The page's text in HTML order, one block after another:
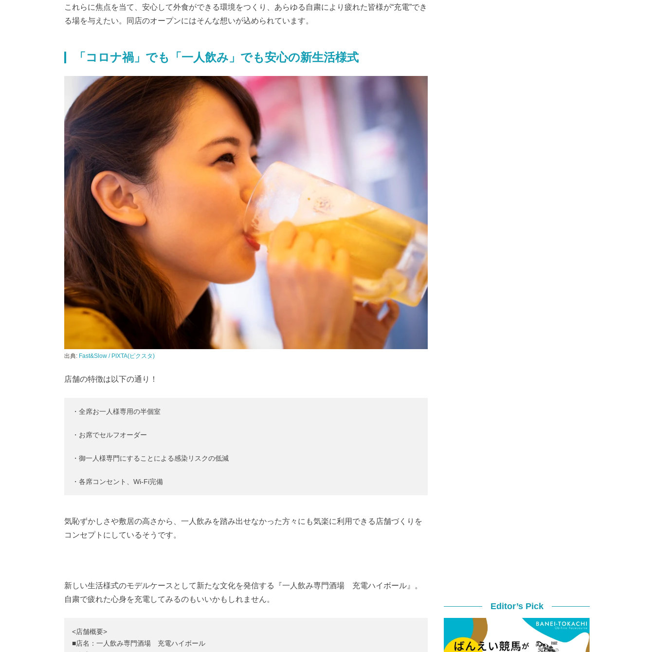
これらに焦点を当て、安心して外食ができる環境をつくり、あらゆる自粛により疲れた皆様が“充電”でき
る場を与えたい。同店のオープンにはそんな想いが込められています。
「コロナ禍」でも「一人飲み」でも安心の新生活様式
出典: Fast&Slow / PIXTA(ピクスタ)
店舗の特徴は以下の通り！
・全席お一人様専用の半個室
・お席でセルフオーダー
・御一人様専門にすることによる感染リスクの低減
・各席コンセント、Wi-Fi完備
気恥ずかしさや敷居の高さから、一人飲みを踏み出せなかった方々にも気楽に利用できる店舗づくりを
コンセプトにしているそうです。
新しい生活様式のモデルケースとして新たな文化を発信する『一人飲み専門酒場 充電ハイボール』。
自粛で疲れた心身を充電してみるのもいいかもしれません。
<店舗概要>
■店名：一人飲み専門酒場 充電ハイボール
Editor’s Pick